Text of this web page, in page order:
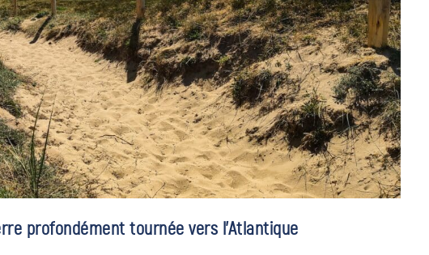
profondément tournée vers l’Atlantique